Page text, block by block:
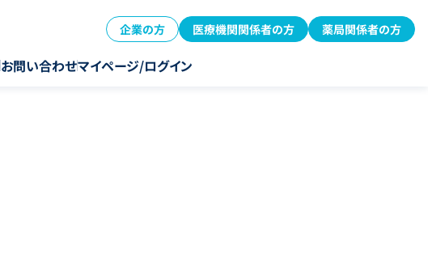
企業の方 医療機関関係者の方 薬局関係者の方
お問い合わせマイページ/ログイン